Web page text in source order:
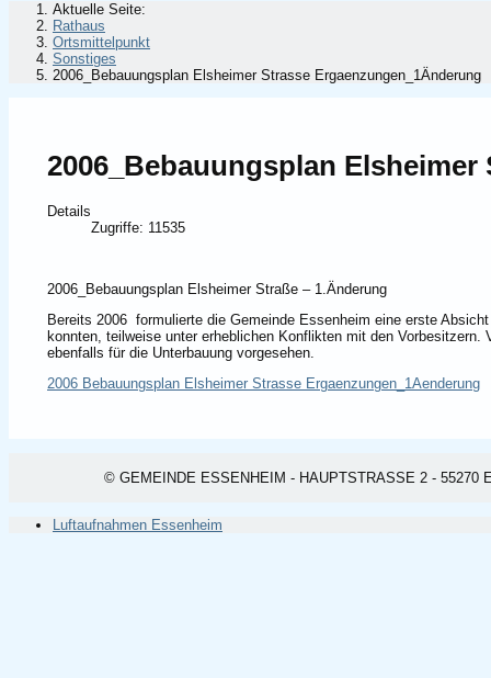
Aktuelle Seite:
Rathaus
Ortsmittelpunkt
Sonstiges
2006_Bebauungsplan Elsheimer Strasse Ergaenzungen_1Änderung
2006_Bebauungsplan
Details
Zugriffe: 11535
2006_Bebauungsplan Elsheimer Straße – 1.Änderung
Bereits 2006 formulierte die Gemeinde Essenheim eine erste
konnten, teilweise unter erheblichen Konflikten mit den
ebenfalls für die Unterbauung vorgesehen.
2006 Bebauungsplan Elsheimer Strasse Ergaenzungen_1Aenderung
© GEMEINDE ESSENHEIM - HAUPTSTRASSE 2 - 55270
Luftaufnahmen Essenheim